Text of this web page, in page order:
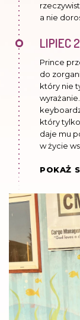
a nie
LIPIEC
Prince
do
który nie
który
daje mu
w życie
LIPIEC
się z
również
w
jednym z
MAJ
Chodzi do
poważny.
POKAŻ